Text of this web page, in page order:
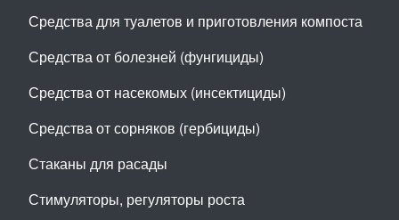
Средства для туалетов и приготовления компоста
Средства от болезней (фунгициды)
Средства от насекомых (инсектициды)
Средства от сорняков (гербициды)
Стаканы для расады
Стимуляторы, регуляторы роста